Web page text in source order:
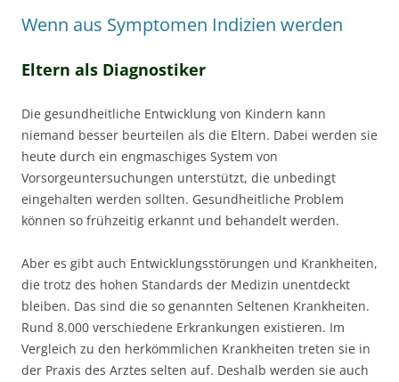
Wenn aus Symptomen Indizien werden
Eltern als Diagnostiker
Die gesundheitliche Entwicklung von Kindern kann
niemand besser beurteilen als die Eltern. Dabei werden sie
heute durch ein engmaschiges System von
Vorsorgeuntersuchungen unterstützt, die unbedingt
eingehalten werden sollten. Gesundheitliche Problem
können so frühzeitig erkannt und behandelt werden.
Aber es gibt auch Entwicklungsstörungen und Krankheiten,
die trotz des hohen Standards der Medizin unentdeckt
bleiben. Das sind die so genannten Seltenen Krankheiten.
Rund 8.000 verschiedene Erkrankungen existieren. Im
Vergleich zu den herkömmlichen Krankheiten treten sie in
der Praxis des Arztes selten auf. Deshalb werden sie auch